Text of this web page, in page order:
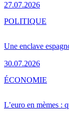
27.07.2026
Une enclave
30.07.2026
POLITIQUE
L’euro en mèmes :
ÉCONOMIE